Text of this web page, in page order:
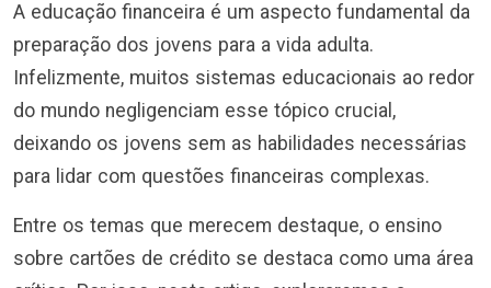
A educação financeira é um aspecto fundamental da
preparação dos jovens para a vida adulta.
Infelizmente, muitos sistemas educacionais ao redor
do mundo negligenciam esse tópico crucial,
deixando os jovens sem as habilidades necessárias
para lidar com questões financeiras complexas.
Entre os temas que merecem destaque, o ensino
sobre cartões de crédito se destaca como uma área